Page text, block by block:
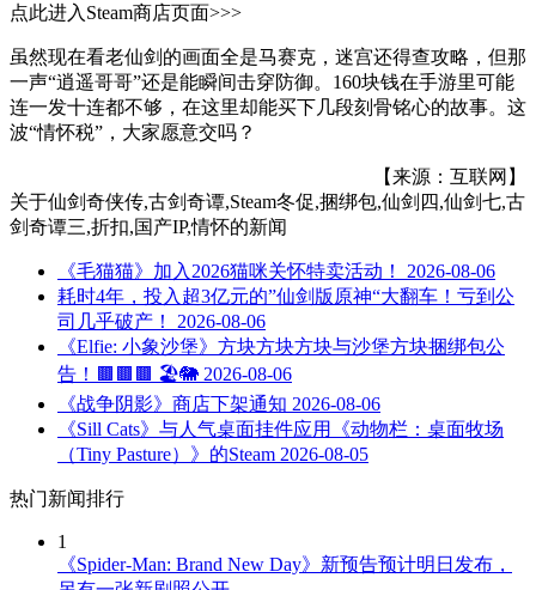
点此进入Steam商店页面>>>
虽然现在看老仙剑的画面全是马赛克，迷宫还得查攻略，但那
一声“逍遥哥哥”还是能瞬间击穿防御。160块钱在手游里可能
连一发十连都不够，在这里却能买下几段刻骨铭心的故事。这
波“情怀税”，大家愿意交吗？
【来源：互联网】
关于仙剑奇侠传,古剑奇谭,Steam冬促,捆绑包,仙剑四,仙剑七,古
剑奇谭三,折扣,国产IP,情怀的新闻
《毛猫猫》加入2026猫咪关怀特卖活动！
2026-08-06
耗时4年，投入超3亿元的”仙剑版原神“大翻车！亏到公
司几乎破产！
2026-08-06
《Elfie: 小象沙堡》方块方块方块与沙堡方块捆绑包公
告！🟫🟫🟫 🏖🐘 2026-08-06
《战争阴影》商店下架通知 2026-08-06
《Sill Cats》与人气桌面挂件应用《动物栏：桌面牧场
（Tiny Pasture）》的Steam 2026-08-05
热门新闻排行
1
《Spider-Man: Brand New Day》新预告预计明日发布，